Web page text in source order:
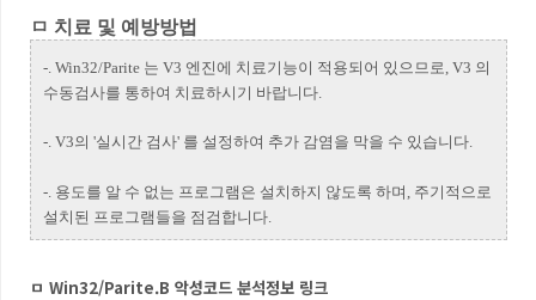
ㅁ 치료 및 예방방법
-. Win32/Parite 는 V3 엔진에 치료기능이 적용되어 있으므로, V3 의
수동검사를 통하여 치료하시기 바랍니다.
-. V3의 '실시간 검사' 를 설정하여 추가 감염을 막을 수 있습니다.
-. 용도를 알 수 없는 프로그램은 설치하지 않도록 하며, 주기적으로
설치된 프로그램들을 점검합니다.
ㅁ Win32/Parite.B 악성코드 분석정보 링크